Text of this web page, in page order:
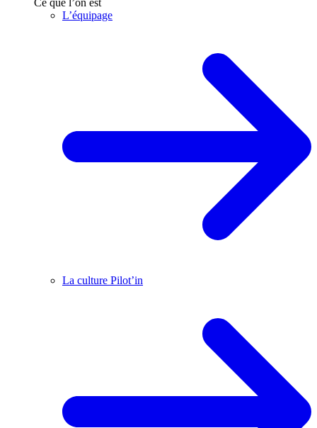
Ce que l’on est
L’équipage
La culture Pilot’in